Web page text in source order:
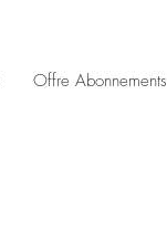
Offre Abonnements